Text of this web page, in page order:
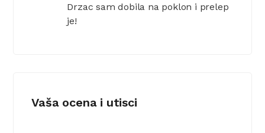
Drzac sam dobila na poklon i prelep
je!
Vaša ocena i utisci